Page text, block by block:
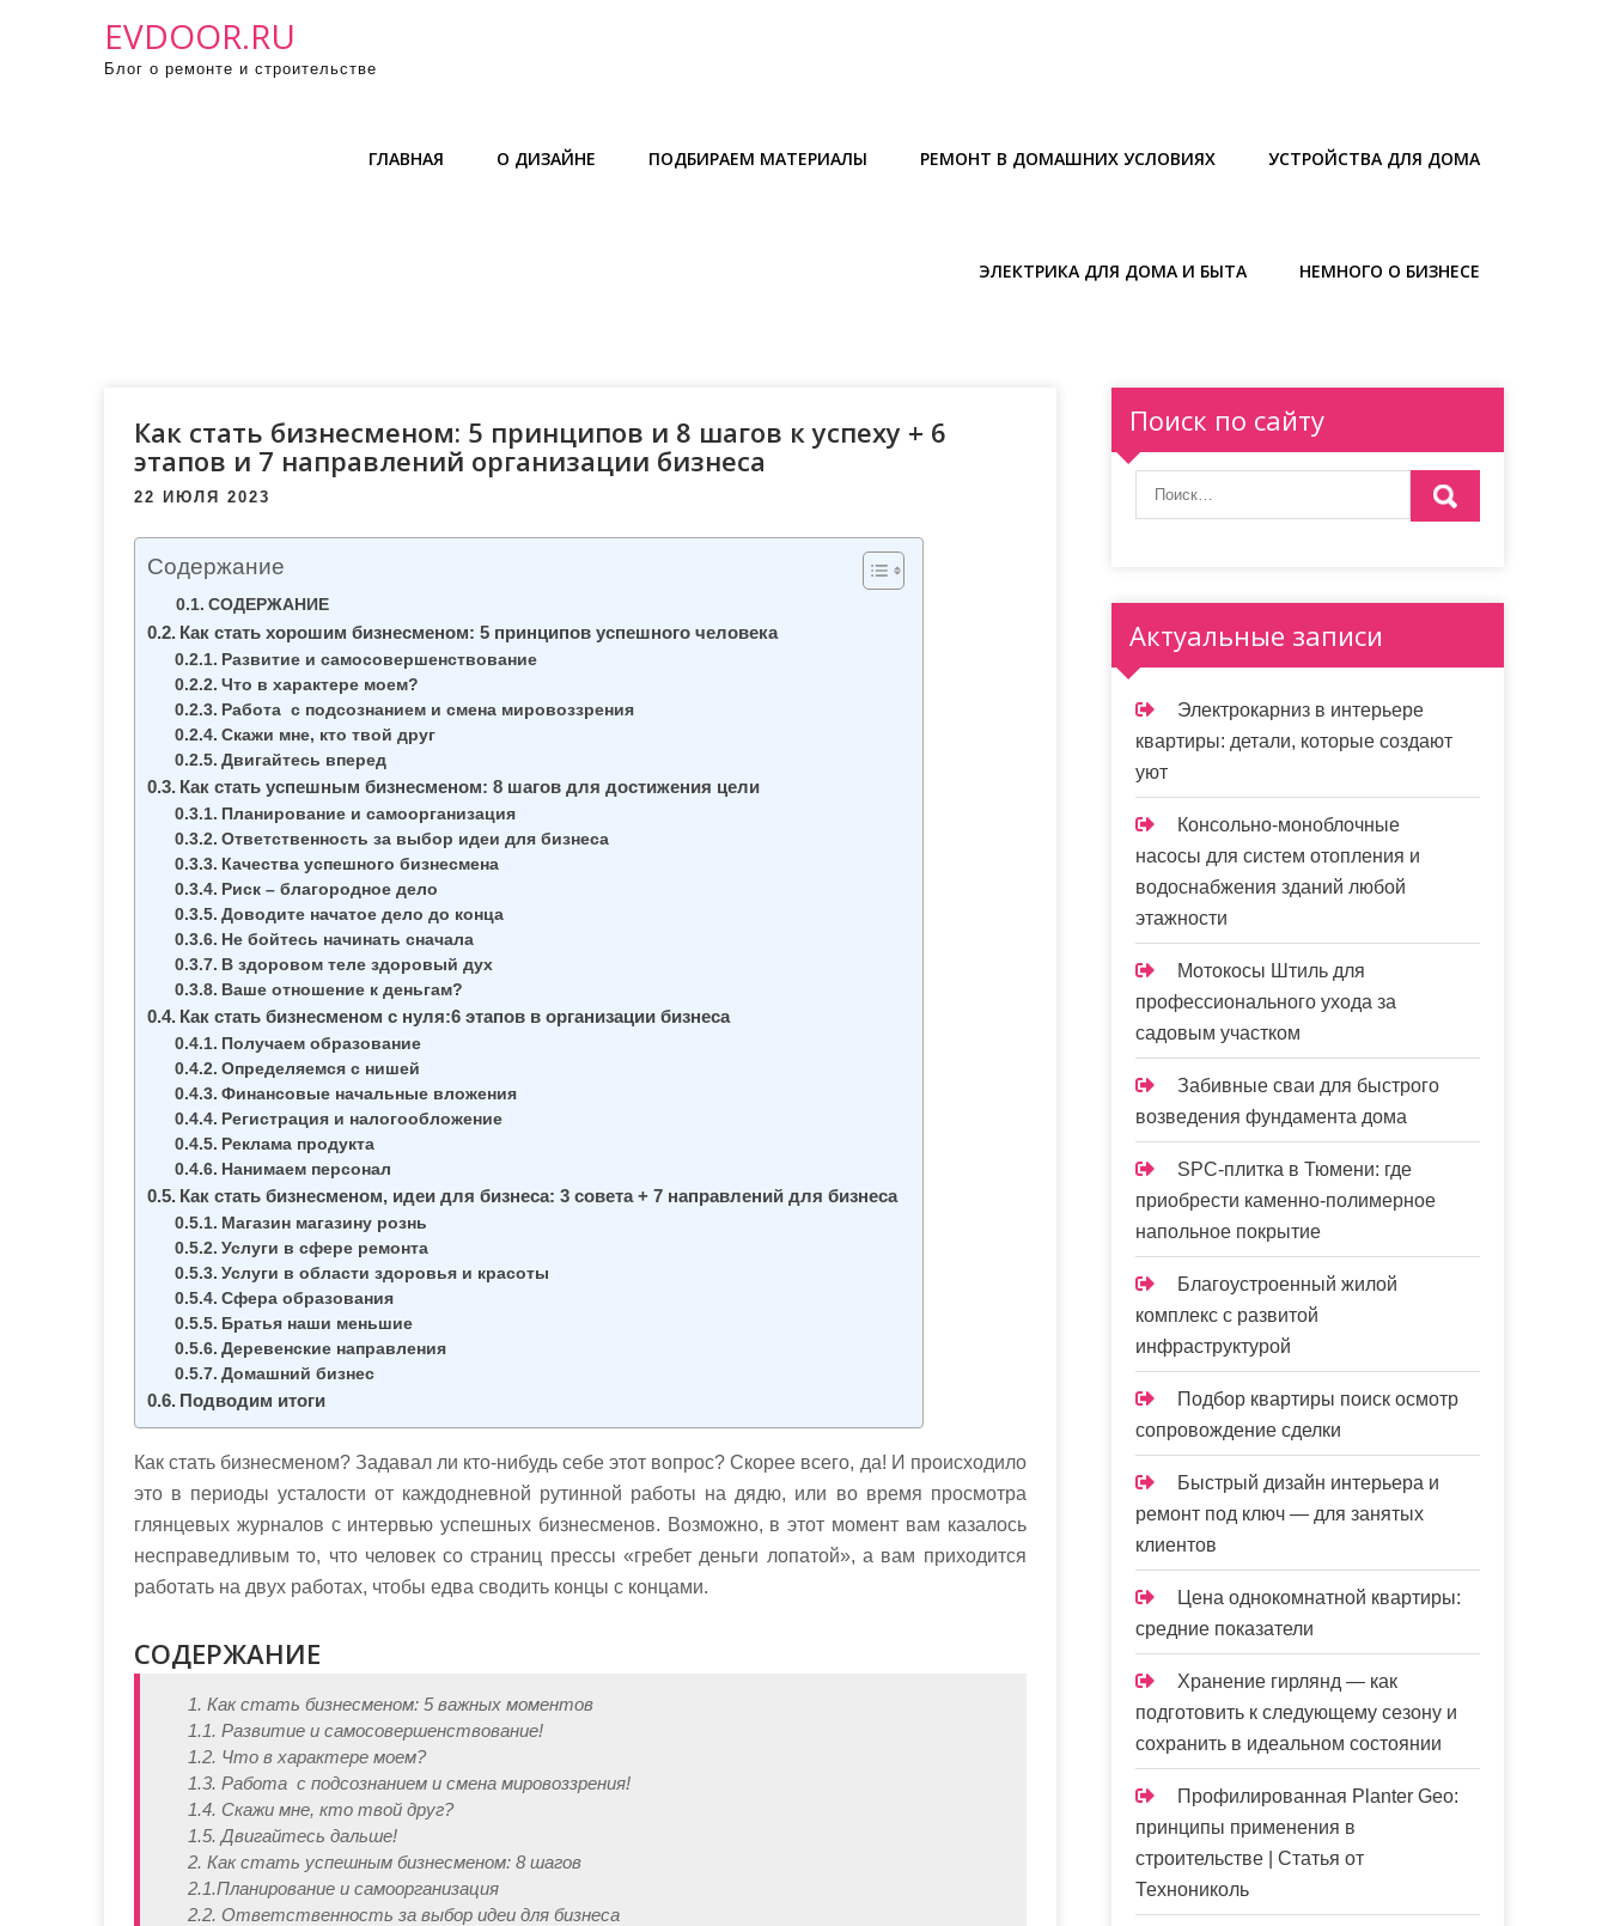
EVDOOR.RU
Блог о ремонте и строительстве
ГЛАВНАЯ О ДИЗАЙНЕ ПОДБИРАЕМ МАТЕРИАЛЫ РЕМОНТ В ДОМАШНИХ УСЛОВИЯХ УСТРОЙСТВА ДЛЯ ДОМА
ЭЛЕКТРИКА ДЛЯ ДОМА И БЫТА НЕМНОГО О БИЗНЕСЕ
Как стать бизнесменом: 5 принципов и 8 шагов к успеху + 6
этапов и 7 направлений организации бизнеса
22 ИЮЛЯ 2023
Содержание
СОДЕРЖАНИЕ
Как стать хорошим бизнесменом: 5 принципов успешного человека
Развитие и самосовершенствование
Что в характере моем?
Работа с подсознанием и смена мировоззрения
Скажи мне, кто твой друг
Двигайтесь вперед
Как стать успешным бизнесменом: 8 шагов для достижения цели
Планирование и самоорганизация
Ответственность за выбор идеи для бизнеса
Качества успешного бизнесмена
Риск – благородное дело
Доводите начатое дело до конца
Не бойтесь начинать сначала
В здоровом теле здоровый дух
Ваше отношение к деньгам?
Как стать бизнесменом с нуля:6 этапов в организации бизнеса
Получаем образование
Определяемся с нишей
Финансовые начальные вложения
Регистрация и налогообложение
Реклама продукта
Нанимаем персонал
Как стать бизнесменом, идеи для бизнеса: 3 совета + 7 направлений для бизнеса
Магазин магазину рознь
Услуги в сфере ремонта
Услуги в области здоровья и красоты
Сфера образования
Братья наши меньшие
Деревенские направления
Домашний бизнес
Подводим итоги
Как стать бизнесменом? Задавал ли кто-нибудь себе этот вопрос? Скорее всего, да! И происходило
это в периоды усталости от каждодневной рутинной работы на дядю, или во время просмотра
глянцевых журналов с интервью успешных бизнесменов. Возможно, в этот момент вам казалось
несправедливым то, что человек со страниц прессы «гребет деньги лопатой», а вам приходится
работать на двух работах, чтобы едва сводить концы с концами.
СОДЕРЖАНИЕ
1. Как стать бизнесменом: 5 важных моментов
1.1. Развитие и самосовершенствование!
1.2. Что в характере моем?
1.3. Работа с подсознанием и смена мировоззрения!
1.4. Скажи мне, кто твой друг?
1.5. Двигайтесь дальше!
2. Как стать успешным бизнесменом: 8 шагов
2.1.Планирование и самоорганизация
2.2. Ответственность за выбор идеи для бизнеса
Поиск по сайту
Актуальные записи
Электрокарниз в интерьере
квартиры: детали, которые создают
уют
Консольно-моноблочные
насосы для систем отопления и
водоснабжения зданий любой
этажности
Мотокосы Штиль для
профессионального ухода за
садовым участком
Забивные сваи для быстрого
возведения фундамента дома
SPC-плитка в Тюмени: где
приобрести каменно-полимерное
напольное покрытие
Благоустроенный жилой
комплекс с развитой
инфраструктурой
Подбор квартиры поиск осмотр
сопровождение сделки
Быстрый дизайн интерьера и
ремонт под ключ — для занятых
клиентов
Цена однокомнатной квартиры:
средние показатели
Хранение гирлянд — как
подготовить к следующему сезону и
сохранить в идеальном состоянии
Профилированная Planter Geo:
принципы применения в
строительстве | Статья от
Технониколь